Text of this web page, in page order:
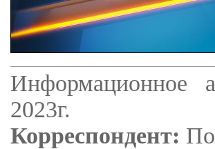
Информационное
2023г.
Корреспондент: